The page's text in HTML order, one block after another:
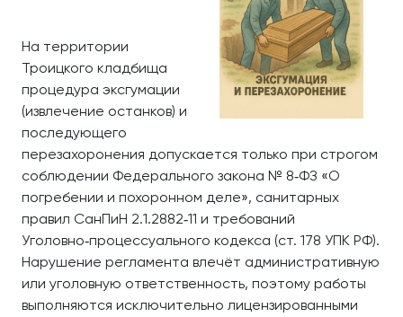
На территории
Троицкого кладбища
процедура эксгумации
(извлечение останков) и
последующего
перезахоронения допускается только при строгом
соблюдении Федерального закона № 8‑ФЗ «О
погребении и похоронном деле», санитарных
правил СанПиН 2.1.2882‑11 и требований
Уголовно‑процессуального кодекса (ст. 178 УПК РФ).
Нарушение регламента влечёт административную
или уголовную ответственность, поэтому работы
выполняются исключительно лицензированными